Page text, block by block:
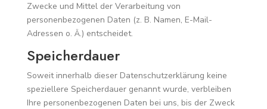
Zwecke und Mittel der Verarbeitung von
personenbezogenen Daten (z. B. Namen, E-Mail-
Adressen o. Ä.) entscheidet.
Speicherdauer
Soweit innerhalb dieser Datenschutzerklärung keine
speziellere Speicherdauer genannt wurde, verbleiben
Ihre personenbezogenen Daten bei uns, bis der Zweck